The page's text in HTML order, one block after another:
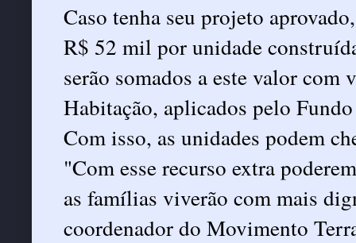
Caso tenha seu projeto
R$ 52 mil por unidade
serão somados a este valor com
Habitação, aplicados pelo
Com isso, as unidades podem
"Com esse recurso extra
as famílias viverão com mais
coordenador do Movimento